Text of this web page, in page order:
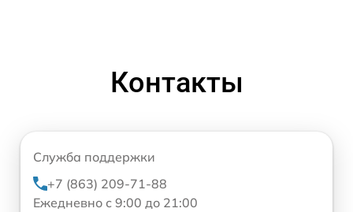
Контакты
Служба поддержки
+7 (863) 209-71-88
Ежедневно с 9:00 до 21:00